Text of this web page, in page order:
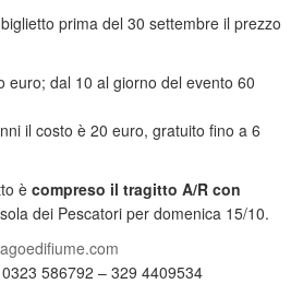
prima del 30 settembre il prezzo
euro; dal 10 al giorno del evento 60
il costo è 20 euro, gratuito fino a 6
è compreso il tragitto A/R con
dei Pescatori per domenica 15/10.
0323 586792 – 329 4409534